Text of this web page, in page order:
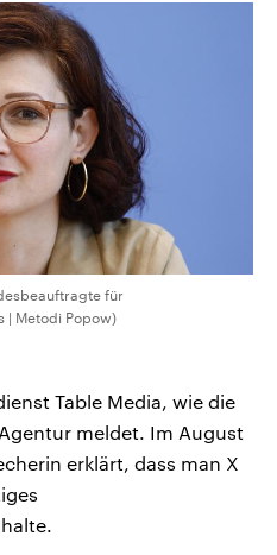
für
| Metodi Popow)
Table Media, wie die
meldet. Im August
erklärt, dass man X